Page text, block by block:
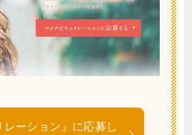
レーション』に応募し